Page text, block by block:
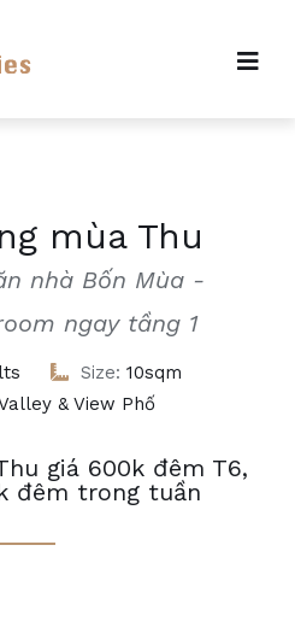
mùa Thu
nhà Bốn Mùa -
ngay tầng 1
Size: 10sqm
& View Phố
giá 600k đêm T6,
đêm trong tuần